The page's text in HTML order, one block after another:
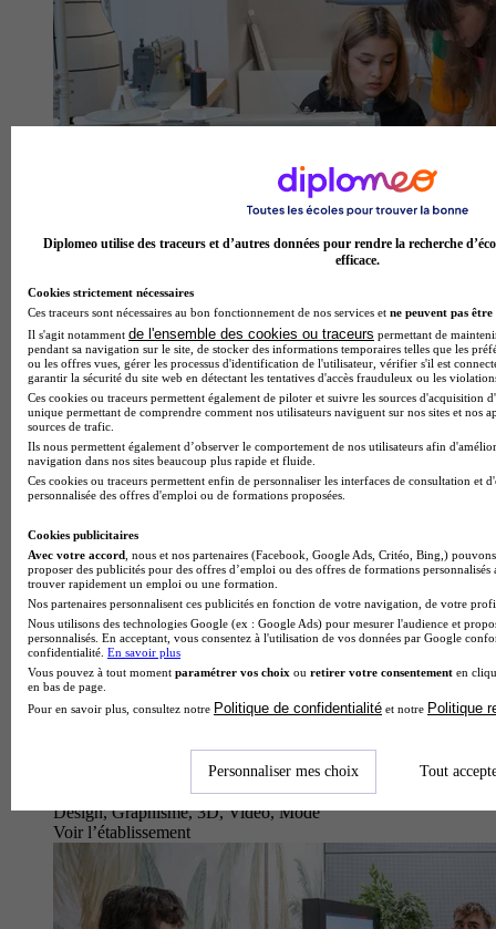
Aucun avis
Paris
Design, Graphisme, 3D, Vidéo, Mode
Voir l’établissement
Diplomeo utilise des traceurs et d’autres données pour rendre la recherche
efficace.
Cookies strictement nécessaires
Ces traceurs sont nécessaires au bon fonctionnement de nos services et ne peuvent pas être
Il s'agit notamment de l'ensemble des cookies ou traceurs permettant de
pendant sa navigation sur le site, de stocker des informations temporaires telles que les
ou les offres vues, gérer les processus d'identification de l'utilisateur, vérifier s'il est
garantir la sécurité du site web en détectant les tentatives d'accès frauduleux ou les
Ces cookies ou traceurs permettent également de piloter et suivre les sources d'acquisition
unique permettant de comprendre comment nos utilisateurs naviguent sur nos sites et nos
sources de trafic.
Ils nous permettent également d’observer le comportement de nos utilisateurs afin
navigation dans nos sites beaucoup plus rapide et fluide.
Ces cookies ou traceurs permettent enfin de personnaliser les interfaces de consultation et
personnalisée des offres d'emploi ou de formations proposées.
Cookies publicitaires
Avec votre accord , nous et nos partenaires (Facebook, Google Ads, Critéo, Bing,)
proposer des publicités pour des offres d’emploi ou des offres de formations
trouver rapidement un emploi ou une formation.
Nos partenaires personnalisent ces publicités en fonction de votre navigation, de votre
Nous utilisons des technologies Google (ex : Google Ads) pour mesurer l'audience et
personnalisés. En acceptant, vous consentez à l'utilisation de vos données par Google
confidentialité. En savoir plus
Vous pouvez à tout moment paramétrer vos choix ou retirer votre consentement en
en bas de page.
Pour en savoir plus, consultez notre Politique de confidentialité et notre Politique
Personnaliser mes choix Tout